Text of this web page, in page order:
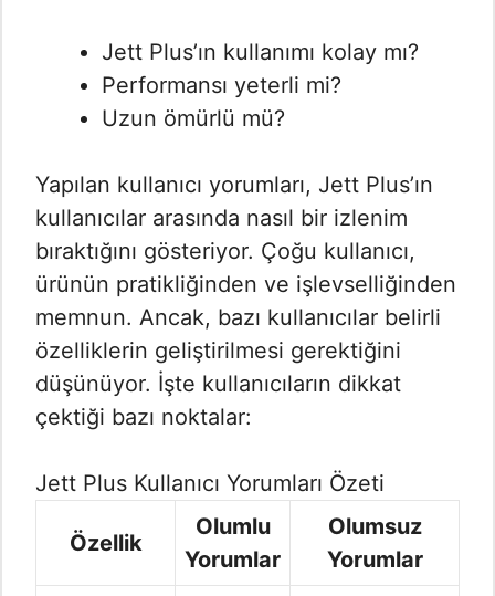
Jett Plus’ın kullanımı kolay mı?
Performansı yeterli mi?
Uzun ömürlü mü?
Yapılan kullanıcı yorumları, Jett Plus’ın
kullanıcılar arasında nasıl bir izlenim
bıraktığını gösteriyor. Çoğu kullanıcı,
ürünün pratikliğinden ve işlevselliğinden
memnun. Ancak, bazı kullanıcılar belirli
özelliklerin geliştirilmesi gerektiğini
düşünüyor. İşte kullanıcıların dikkat
çektiği bazı noktalar:
Jett Plus Kullanıcı Yorumları Özeti
Özellik
Olumlu
Yorumlar
Olumsuz
Yorumlar